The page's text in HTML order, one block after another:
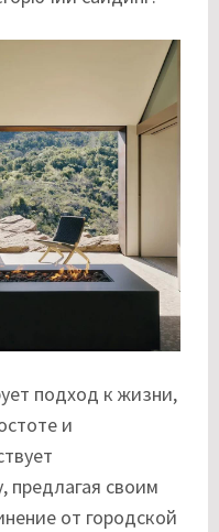
подход к жизни,
и
своим
от городской